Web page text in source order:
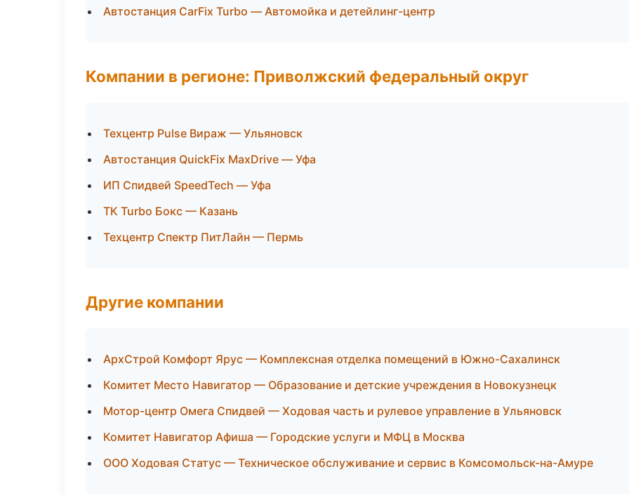
Автостанция CarFix Turbo — Автомойка и детейлинг-центр
Компании в регионе: Приволжский федеральный округ
Техцентр Pulse Вираж — Ульяновск
Автостанция QuickFix MaxDrive — Уфа
ИП Спидвей SpeedTech — Уфа
ТК Turbo Бокс — Казань
Техцентр Спектр ПитЛайн — Пермь
Другие компании
АрхСтрой Комфорт Ярус — Комплексная отделка помещений в Южно-Сахалинск
Комитет Место Навигатор — Образование и детские учреждения в Новокузнецк
Мотор-центр Омега Спидвей — Ходовая часть и рулевое управление в Ульяновск
Комитет Навигатор Афиша — Городские услуги и МФЦ в Москва
ООО Ходовая Статус — Техническое обслуживание и сервис в Комсомольск-на-Амуре